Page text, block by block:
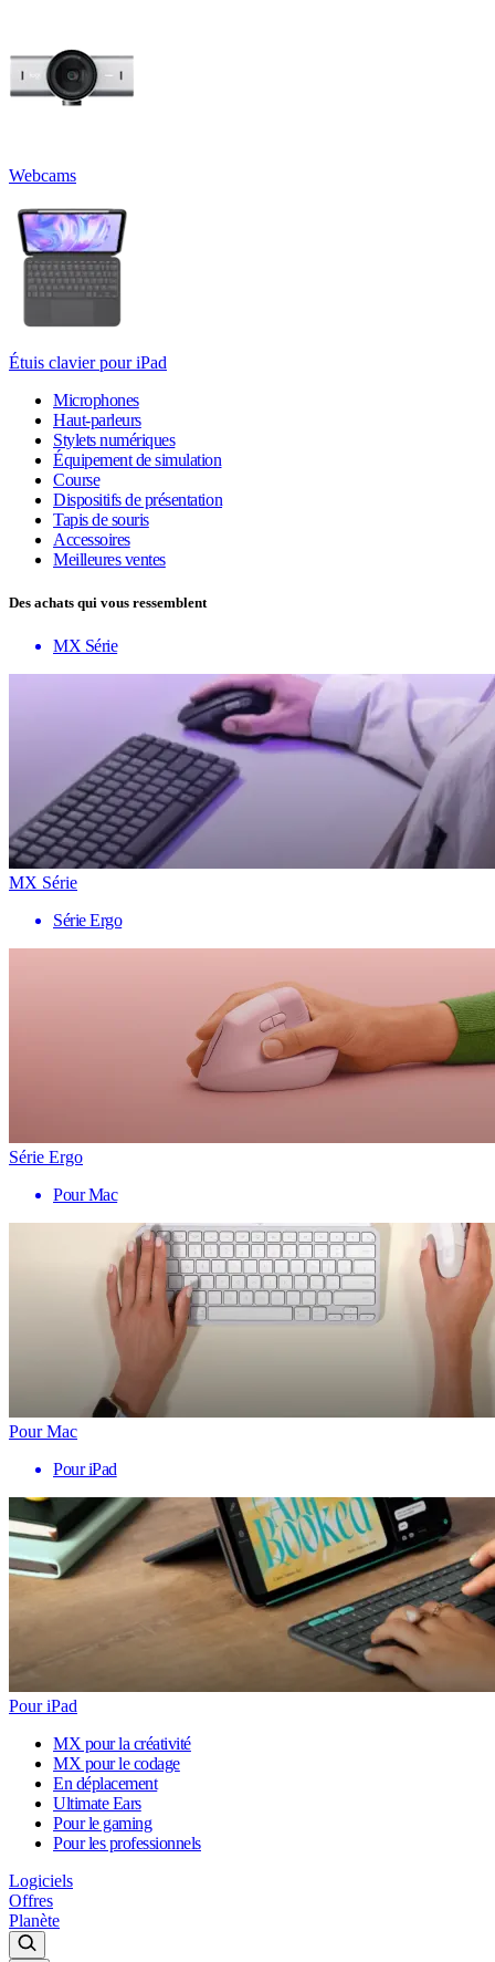
Webcams
Étuis clavier pour iPad
Microphones
Haut-parleurs
Stylets numériques
Équipement de simulation
Course
Dispositifs de présentation
Tapis de souris
Accessoires
Meilleures ventes
Des achats qui vous ressemblent
MX Série
MX Série
Série Ergo
Série Ergo
Pour Mac
Pour Mac
Pour iPad
Pour iPad
MX pour la créativité
MX pour le codage
En déplacement
Ultimate Ears
Pour le gaming
Pour les professionnels
Logiciels
Offres
Planète